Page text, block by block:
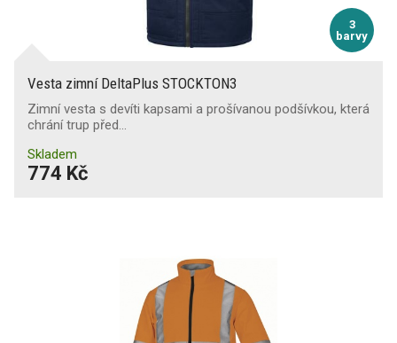
3
barvy
Vesta zimní DeltaPlus STOCKTON3
Zimní vesta s devíti kapsami a prošívanou podšívkou, která
chrání trup před…
Skladem
774 Kč